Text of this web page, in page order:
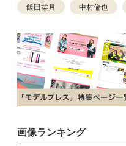
飯田栞月
中村倫也
画像ランキング